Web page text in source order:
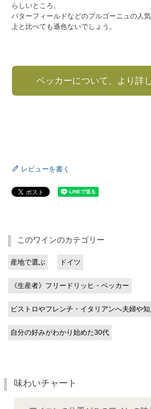
らしいところ。
バターフィールドなどのブルゴーニュの人
上と比べても遜色ないでしょう。
ベッカーについて、より詳
レビューを書く
このワインのカテゴリー
産地で選ぶ ドイツ
《生産者》フリードリッヒ・ベッカー
ビストロやフレンチ・イタリアンへ夫婦や知
自分の好みがわかり始めた30代
味わいチャート